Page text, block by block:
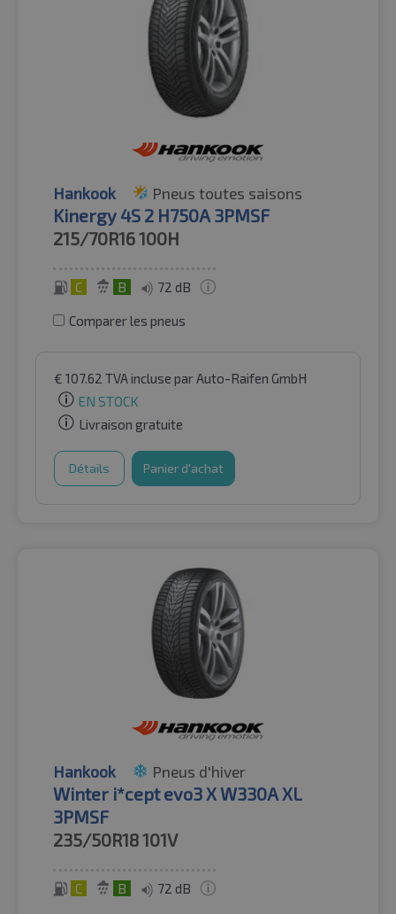
Hankook Pneus toutes saisons
Kinergy 4S 2 H750A 3PMSF
215/70R16100H
C B 72 dB
Comparer les pneus
€ 107.62 TVA incluse par Auto-Raifen GmbH
EN STOCK
Livraison gratuite
Détails Panier d'achat
Hankook Pneus d'hiver
Winter i*cept evo3 X W330A XL
3PMSF
235/50R18101V
C B 72 dB